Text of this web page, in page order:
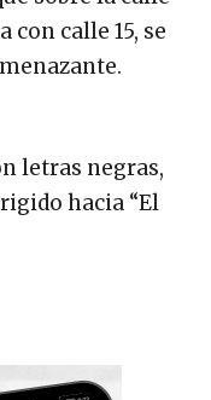
con calle 15, se
letras negras,
hacia “El